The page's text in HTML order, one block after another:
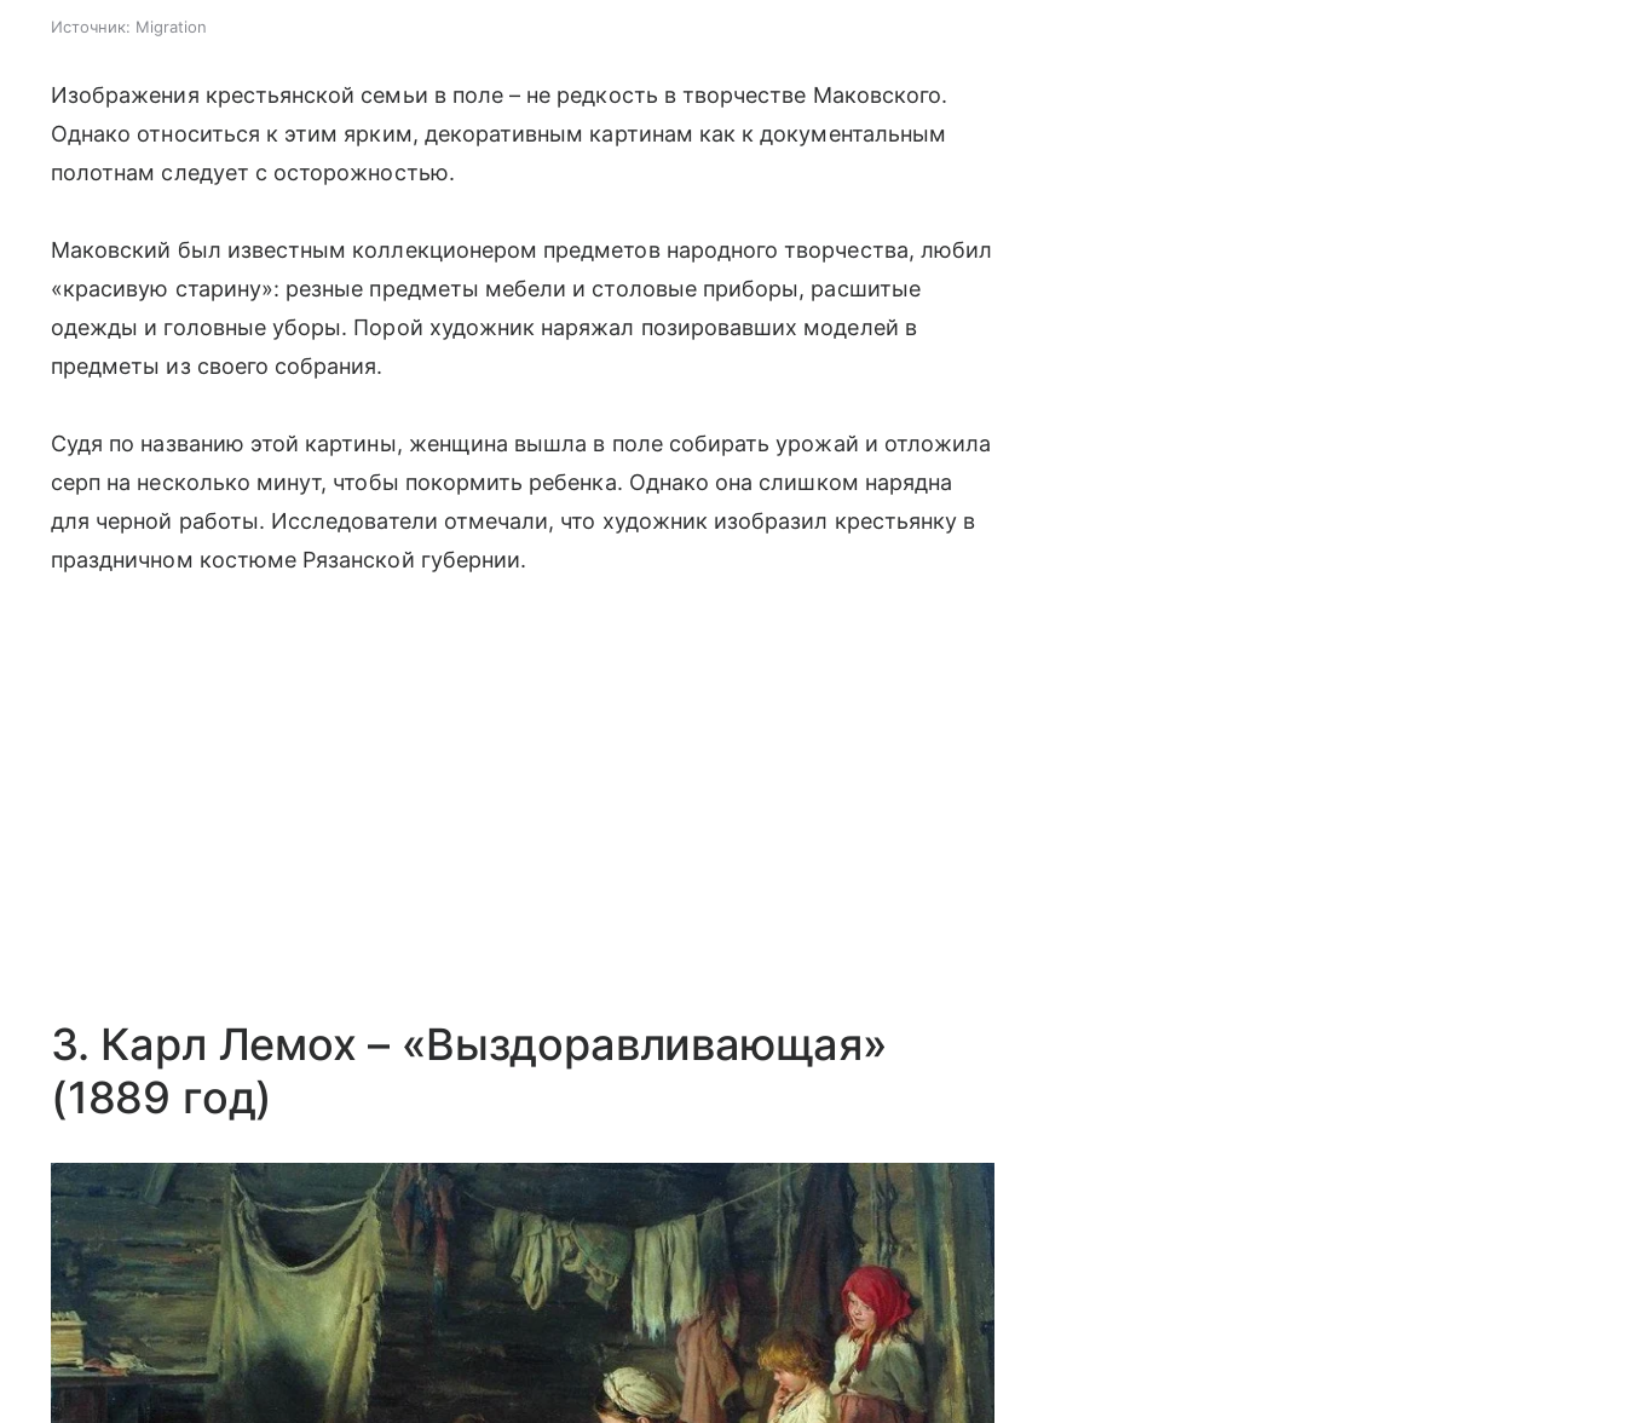
Источник: Migration
Изображения крестьянской семьи в поле – не редкость в творчестве Маковского.
Однако относиться к этим ярким, декоративным картинам как к документальным
полотнам следует с осторожностью.
Маковский был известным коллекционером предметов народного творчества, любил
«красивую старину»: резные предметы мебели и столовые приборы, расшитые
одежды и головные уборы. Порой художник наряжал позировавших моделей в
предметы из своего собрания.
Судя по названию этой картины, женщина вышла в поле собирать урожай и отложила
серп на несколько минут, чтобы покормить ребенка. Однако она слишком нарядна
для черной работы. Исследователи отмечали, что художник изобразил крестьянку в
праздничном костюме Рязанской губернии.
3. Карл Лемох – «Выздоравливающая»
(1889 год)